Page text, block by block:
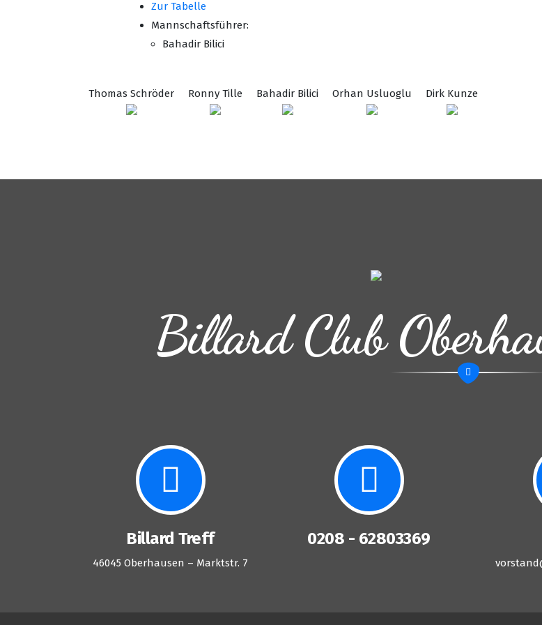
Zur Tabelle
Mannschaftsführer:
Bahadir Bilici
Thomas Schröder Ronny Tille Bahadir Bilici Orhan Usluoglu Dirk Kunze
Billard Club
Billard Treff
46045 Oberhausen – Marktstr. 7
0208 - 62803369